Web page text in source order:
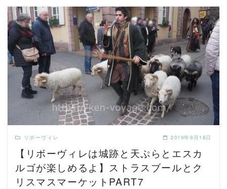
READ MORE
リボーヴィレ 2019年9月18日
【リボーヴィレは城跡と天ぷらとエスカ
ルゴが楽しめるよ】ストラスブールとク
リスマスマーケットPART7